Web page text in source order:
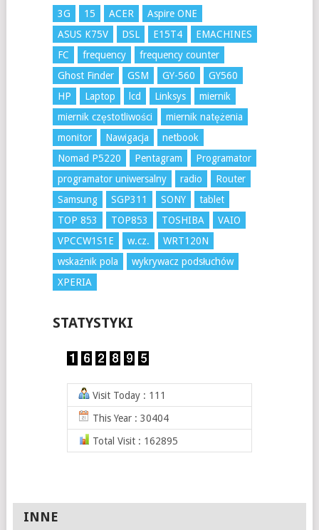
3G 15 ACER
Aspire ONE
ASUS K75V
DSL E15T4
EMACHINES
FC
frequency
frequency counter
Ghost Finder
GSM GY-560
GY560
HP
Laptop lcd Linksys
miernik
miernik częstotliwości
miernik natężenia
monitor
Nawigacja
netbook
Nomad P5220
Pentagram
Programator
programator uniwersalny
radio
Router
Samsung
SGP311 SONY
tablet
TOP 853
TOP853 TOSHIBA
VAIO
VPCCW1S1E
w.cz.
WRT120N
wskaźnik pola
wykrywacz podsłuchów
XPERIA
STATYSTYKI
Visit Today : 111
This Year : 30404
Total Visit : 162895
INNE